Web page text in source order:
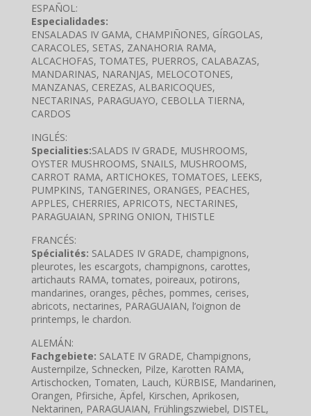
ESPAÑOL:
Especialidades:
ENSALADAS IV GAMA, CHAMPIÑONES, GÍRGOLAS,
CARACOLES, SETAS, ZANAHORIA RAMA,
ALCACHOFAS, TOMATES, PUERROS, CALABAZAS,
MANDARINAS, NARANJAS, MELOCOTONES,
MANZANAS, CEREZAS, ALBARICOQUES,
NECTARINAS, PARAGUAYO, CEBOLLA TIERNA,
CARDOS
INGLÉS:
Specialities:SALADS IV GRADE, MUSHROOMS,
OYSTER MUSHROOMS, SNAILS, MUSHROOMS,
CARROT RAMA, ARTICHOKES, TOMATOES, LEEKS,
PUMPKINS, TANGERINES, ORANGES, PEACHES,
APPLES, CHERRIES, APRICOTS, NECTARINES,
PARAGUAIAN, SPRING ONION, THISTLE
FRANCÉS:
Spécialités: SALADES IV GRADE, champignons,
pleurotes, les escargots, champignons, carottes,
artichauts RAMA, tomates, poireaux, potirons,
mandarines, oranges, pêches, pommes, cerises,
abricots, nectarines, PARAGUAIAN, l’oignon de
printemps, le chardon.
ALEMÁN:
Fachgebiete: SALATE IV GRADE, Champignons,
Austernpilze, Schnecken, Pilze, Karotten RAMA,
Artischocken, Tomaten, Lauch, KÜRBISE, Mandarinen,
Orangen, Pfirsiche, Äpfel, Kirschen, Aprikosen,
Nektarinen, PARAGUAIAN, Frühlingszwiebel, DISTEL,